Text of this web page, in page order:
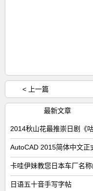
< 上一篇
最新文章
2014秋山花最推崇日剧《
AutoCAD 2015简体中文正
卡哇伊妹教您日本车厂名
日语五十音手写字帖